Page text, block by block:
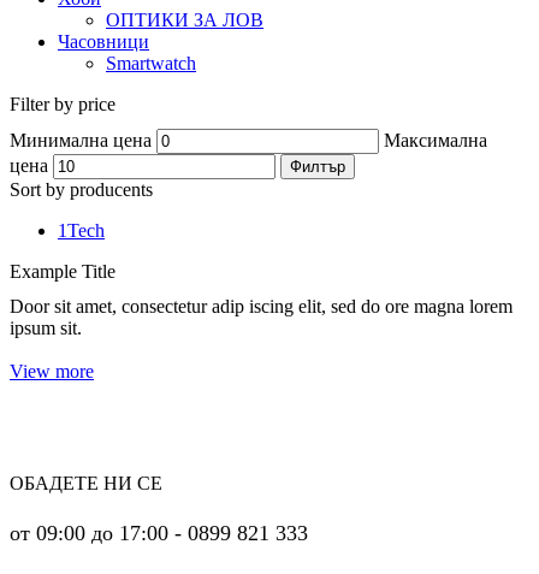
ОПТИКИ ЗА ЛОВ
Часовници
Smartwatch
Filter by price
Минимална цена
Максимална
цена
Филтър
Sort by producents
1Tech
Example Title
Door sit amet, consectetur adip iscing elit, sed do ore magna lorem
ipsum sit.
View more
ОБАДЕТЕ НИ СЕ
от 09:00 до 17:00 - 0899 821 333